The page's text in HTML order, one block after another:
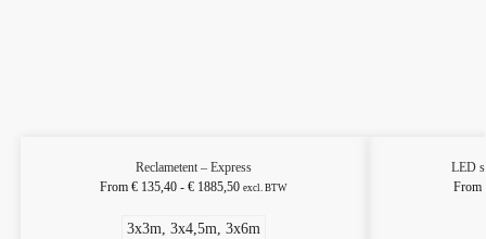
Reclametent – Express
From€ 135,40 - € 1885,50 excl. BTW
3x3m, 3x4,5m, 3x6m
LED
From